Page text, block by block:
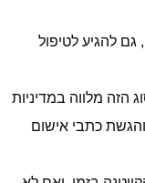
גם להגיע לטיפול
הזה מלווה במדיניות
כתבי אישום